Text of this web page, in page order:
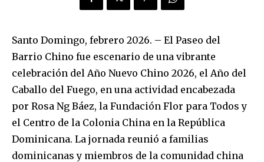
Santo Domingo, febrero 2026. – El Paseo del
Barrio Chino fue escenario de una vibrante
celebración del Año Nuevo Chino 2026, el Año del
Caballo del Fuego, en una actividad encabezada
por Rosa Ng Báez, la Fundación Flor para Todos y
el Centro de la Colonia China en la República
Dominicana. La jornada reunió a familias
dominicanas y miembros de la comunidad china